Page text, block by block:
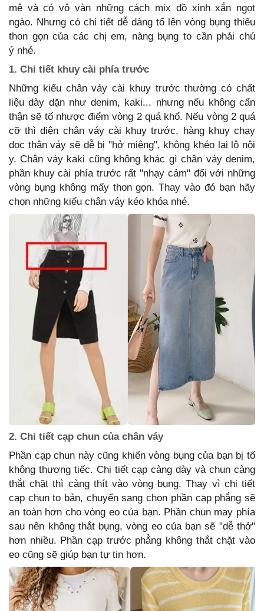
mê và có vô vàn những cách mix đồ xinh xắn ngọt
ngào. Nhưng có chi tiết dễ dàng tố lên vòng bụng thiếu
thon gọn của các chị em, nàng bụng to cần phải chú
ý nhé.
1. Chi tiết khuy cài phía trước
Những kiểu chân váy cài khuy trước thường có chất
liệu dày dặn như denim, kaki... nhưng nếu không cẩn
thận sẽ tố nhược điểm vòng 2 quá khổ. Nếu vòng 2 quá
cỡ thì diện chân váy cài khuy trước, hàng khuy chạy
dọc thân váy sẽ dễ bị "hở miệng", không khéo lại lộ nội
y. Chân váy kaki cũng không khác gì chân váy denim,
phần khuy cài phía trước rất "nhạy cảm" đối với những
vòng bụng không mấy thon gọn. Thay vào đó bạn hãy
chọn những kiểu chân váy kéo khóa nhé.
2. Chi tiết cạp chun của chân váy
Phần cạp chun này cũng khiến vòng bụng của bạn bị tố
không thương tiếc. Chi tiết cạp càng dày và chun càng
thắt chặt thì càng thít vào vòng bụng. Thay vì chi tiết
cạp chun to bản, chuyển sang chọn phần cạp phẳng sẽ
an toàn hơn cho vòng eo của bạn. Phần chun may phía
sau nên không thắt bụng, vòng eo của bạn sẽ "dễ thở"
hơn nhiều. Phần cạp trước phẳng không thắt chặt vào
eo cũng sẽ giúp bạn tự tin hơn.